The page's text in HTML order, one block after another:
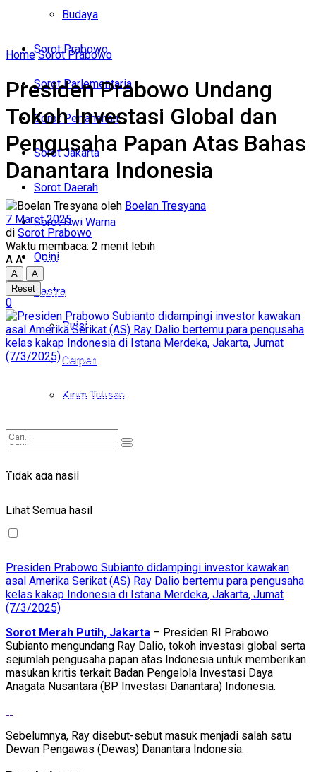
Budaya
Sorot Prabowo
Sorot Parlementaria
Sorot Pertahanan
Sorot Jakarta
Sorot Daerah
Sorot Dwi Warna
Opini
Sastra
Puisi
Cerpen
Kirim Tulisan
Tidak ada hasil
Lihat Semua hasil
Sorot Parlementaria
Sorot Pertahanan
Sorot Jakarta
Sorot Daerah
Sorot Dwi Warna
Opini
Sastra
Puisi
Cerpen
Kirim Tulisan
Tidak ada hasil
Home Sorot Prabowo
Presiden Prabowo Undang
Tokoh Investasi Global dan
Pengusaha Papan Atas Bahas
Danantara Indonesia
oleh Boelan Tresyana
7 Maret 2025
di Sorot Prabowo
Waktu membaca: 2 menit lebih
A A
A
A
Reset
0
Presiden Prabowo Subianto didampingi investor kawakan
asal Amerika Serikat (AS) Ray Dalio bertemu para pengusaha
kelas kakap Indonesia di Istana Merdeka, Jakarta, Jumat
(7/3/2025)
Sorot Merah Putih, Jakarta – Presiden RI Prabowo
Subianto mengundang Ray Dalio, tokoh investasi global serta
sejumlah pengusaha papan atas Indonesia untuk memberikan
masukan kritis terkait Badan Pengelola Investasi Daya
Anagata Nusantara (BP Investasi Danantara) Indonesia.
Sebelumnya, Ray disebut-sebut masuk menjadi salah satu
Dewan Pengawas (Dewas) Danantara Indonesia.